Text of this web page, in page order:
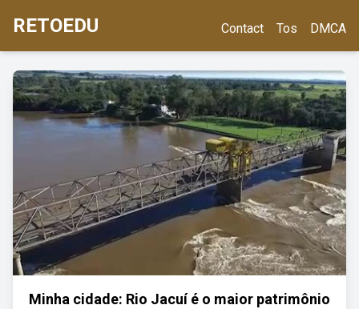
RETOEDU Contact Tos DMCA
Minha cidade: Rio Jacuí é o maior patrimônio